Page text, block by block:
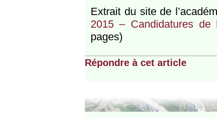
Extrait du site de
2015 – Candidatures de
pages)
Répondre à cet article